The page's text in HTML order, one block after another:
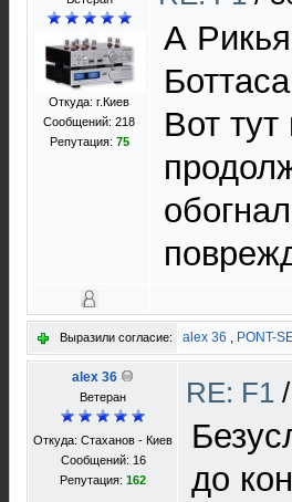
Откуда: г.Киев
Сообщений: 218
Репутация: 75
А
Вот
Выразили согласие: alex 36 , PONT-
alex 36
Ветеран
Откуда: Стаханов - Киев
Сообщений: 16
Репутация: 162
RE: F1 /
до